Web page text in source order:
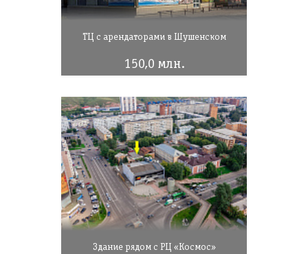
ТЦ с арендаторами в Шушенском
150,0 млн.
Здание рядом с РЦ «Космос»